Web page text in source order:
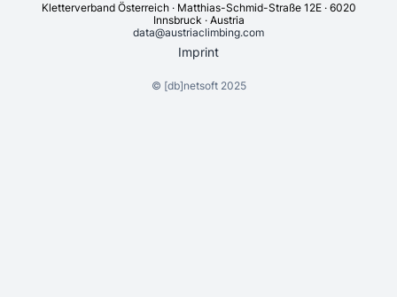
Kletterverband Österreich · Matthias-Schmid-Straße 12E · 6020
Innsbruck · Austria
data@austriaclimbing.com
Imprint
© [db]netsoft2025